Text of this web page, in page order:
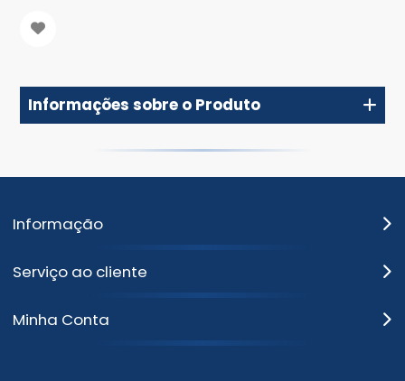
Informações sobre o Produto
Informação
Serviço ao cliente
Minha Conta